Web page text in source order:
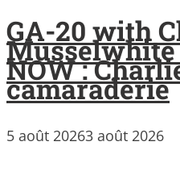
GA-20 with
Musselwhite
NOW :
camaraderie
5 août 20263 août 2026